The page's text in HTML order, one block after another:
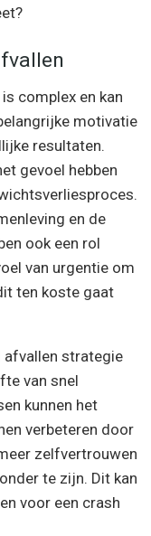
complex en kan
motivatie
resultaten.
gevoel hebben
en de
ook een rol
van urgentie om
ten koste gaat
afvallen strategie
van snel
kunnen het
verbeteren door
zelfvertrouwen
te zijn. Dit kan
voor een crash